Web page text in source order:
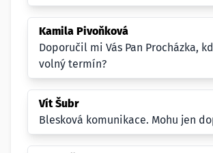
Kamila Pivoňková
Doporučil mi Vás Pan Procházka,
volný termín?
Vít Šubr
Blesková komunikace. Mohu jen